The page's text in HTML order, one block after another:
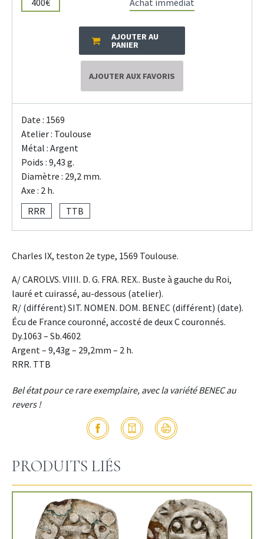
400€ Achat immédiat
AJOUTER AU
PANIER
AJOUTER AUX FAVORIS
Date : 1569
Atelier : Toulouse
Métal : Argent
Poids : 9,43 g.
Diamètre : 29,2 mm.
Axe : 2 h.
RRR
TTB
Charles IX, teston 2e type, 1569 Toulouse.
A/ CAROLVS. VIIII. D. G. FRA. REX.. Buste à gauche du Roi,
lauré et cuirassé, au-dessous (atelier).
R/ (différent) SIT. NOMEN. DOM. BENEC (différent) (date).
Écu de France couronné, accosté de deux C couronnés.
Dy.1063 – Sb.4602
Argent – 9,43g – 29,2mm – 2 h.
RRR. TTB
Bel état pour ce rare exemplaire, avec la variété BENEC au
revers !
PRODUITS LIÉS